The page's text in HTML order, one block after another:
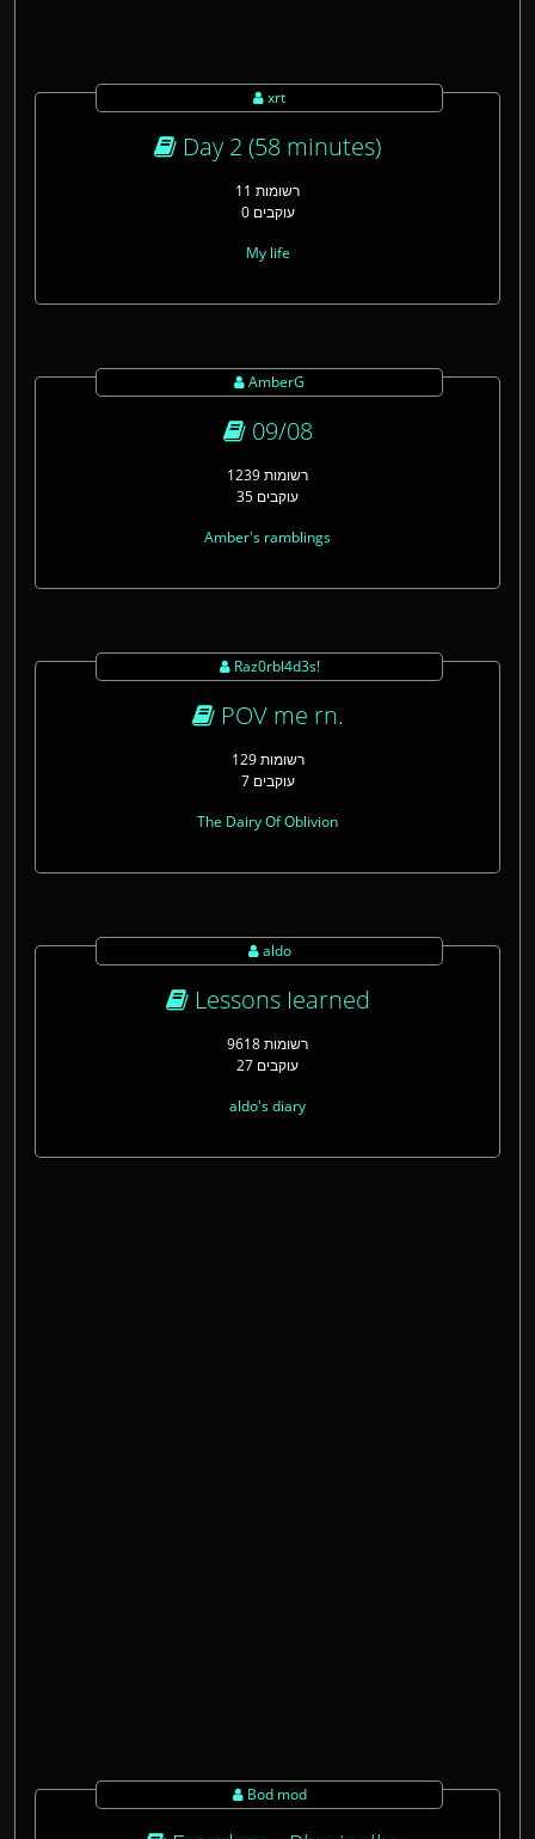
xrt
Day 2 (58 minutes)
11 רשומות
0 עוקבים
My life
AmberG
09/08
1239 רשומות
35 עוקבים
Amber's ramblings
Raz0rbl4d3s!
POV me rn.
129 רשומות
7 עוקבים
The Dairy Of Oblivion
aldo
Lessons Iearned
9618 רשומות
27 עוקבים
aldo's diary
Bod mod